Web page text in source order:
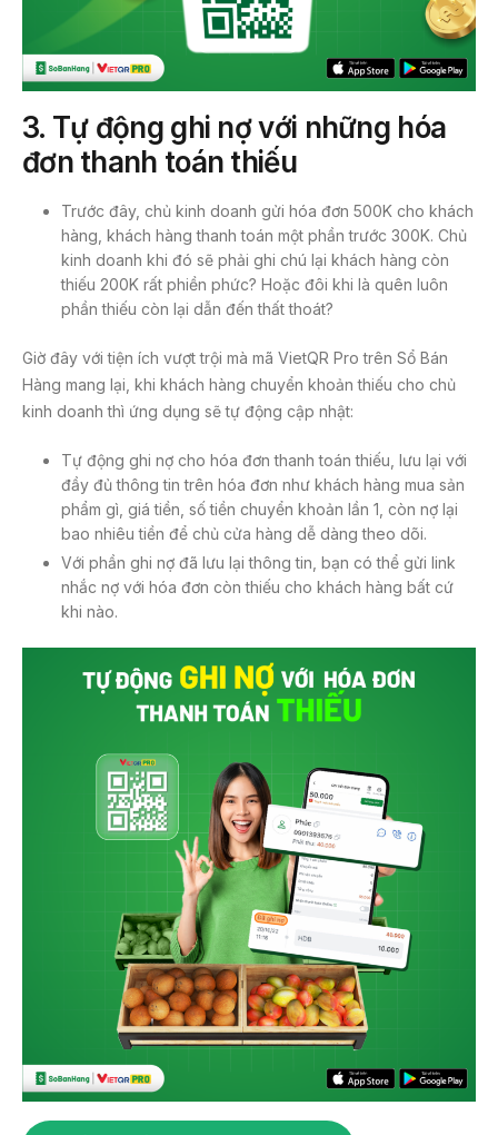
3. Tự động ghi nợ với những hóa
đơn thanh toán thiếu
Trước đây, chủ kinh doanh gửi hóa đơn 500K cho khách
hàng, khách hàng thanh toán một phần trước 300K. Chủ
kinh doanh khi đó sẽ phải ghi chú lại khách hàng còn
thiếu 200K rất phiền phức? Hoặc đôi khi là quên luôn
phần thiếu còn lại dẫn đến thất thoát?
Giờ đây với tiện ích vượt trội mà mã VietQR Pro trên Sổ Bán
Hàng mang lại, khi khách hàng chuyển khoản thiếu cho chủ
kinh doanh thì ứng dụng sẽ tự động cập nhật:
Tự động ghi nợ cho hóa đơn thanh toán thiếu, lưu lại với
đầy đủ thông tin trên hóa đơn như khách hàng mua sản
phẩm gì, giá tiền, số tiền chuyển khoản lần 1, còn nợ lại
bao nhiêu tiền để chủ cửa hàng dễ dàng theo dõi.
Với phần ghi nợ đã lưu lại thông tin, bạn có thể gửi link
nhắc nợ với hóa đơn còn thiếu cho khách hàng bất cứ
khi nào.